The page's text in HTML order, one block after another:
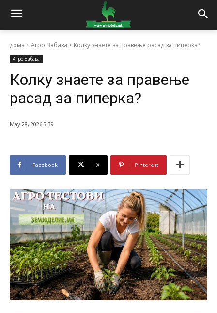
дома Агро Забава Колку знаете за правење расад за пиперка?
Агро Забава
Колку знаете за правење
расад за пиперка?
May 28, 2026 7:39
Facebook X Pinterest